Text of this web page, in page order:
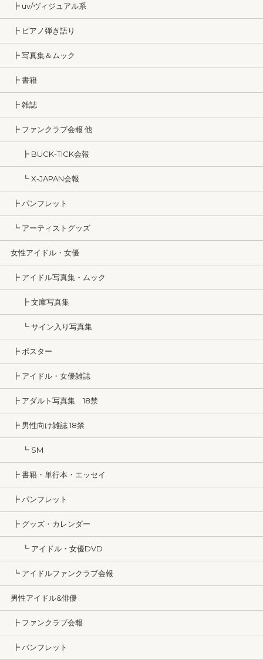
┣ uv/ヴィジュアル系
┣ ピアノ弾き語り
┣ 写真集＆ムック
┣ 書籍
┣ 雑誌
┣ ファンクラブ会報 他
┣ BUCK-TICK会報
┗ X-JAPAN会報
┣ パンフレット
┗ アーティストグッズ
女性アイドル・女優
┣ アイドル写真集・ムック
┣ 文庫写真集
┗ サイン入り写真集
┣ ポスター
┣ アイドル・女優雑誌
┣ アダルト写真集 18禁
┣ 男性向け雑誌 18禁
┗ SM
┣ 書籍・単行本・エッセイ
┣ パンフレット
┣ グッズ・カレンダー
┗ アイドル・女優DVD
┗ アイドルファンクラブ会報
男性アイドル&俳優
┣ ファンクラブ会報
┣ パンフレット